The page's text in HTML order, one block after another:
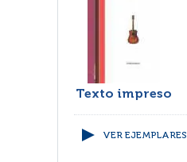
Texto impreso
VER EJEMPLARES